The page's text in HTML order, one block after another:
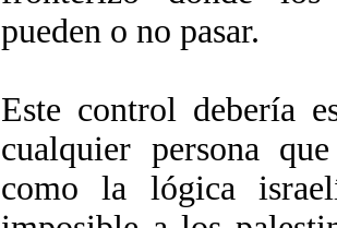
pueden o no pasar.
Este control debería
cualquier persona
como la lógica